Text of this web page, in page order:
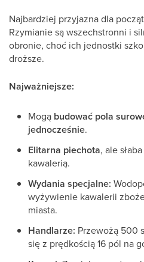
Najbardziej przyjazna dla
Rzymianie są wszechstronni i
obronie, choć ich jednostki
droższe.
Najważniejsze:
Mogą budować pola
jednocześnie.
Elitarna piechota, ale
kawalerią.
Wydania specjalne:
wyżywienie kawalerii
miasta.
Handlarze: Przewożą 500
się z prędkością 16 pól na